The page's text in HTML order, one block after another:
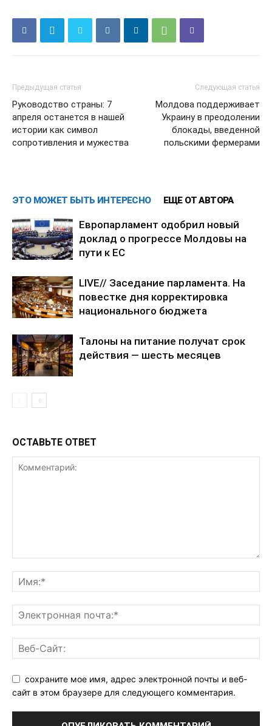
Предыдущая статья
Руководство страны: 7
апреля останется в нашей
истории как символ
сопротивления и мужества
Следующая статья
Молдова поддерживает
Украину в преодолении
блокады, введенной
польскими фермерами
ЭТО МОЖЕТ БЫТЬ ИНТЕРЕСНО ЕЩЕ ОТ АВТОРА
Европарламент одобрил новый
доклад о прогрессе Молдовы на
пути к ЕС
LIVE// Заседание парламента. На
повестке дня корректировка
национального бюджета
Талоны на питание получат срок
действия — шесть месяцев
ОСТАВЬТЕ ОТВЕТ
сохраните мое имя, адрес электронной почты и веб-
сайт в этом браузере для следующего комментария.